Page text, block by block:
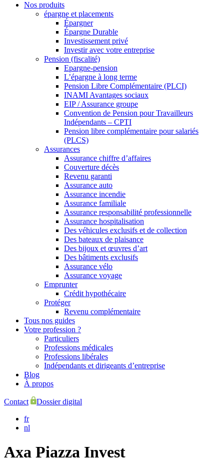
Nos produits
épargne et placements
Épargner
Épargne Durable
Investissement privé
Investir avec votre entreprise
Pension (fiscalité)
Epargne-pension
L’épargne à long terme
Pension Libre Complémentaire (PLCI)
INAMI Avantages sociaux
EIP / Assurance groupe
Convention de Pension pour Travailleurs
Indépendants – CPTI
Pension libre complémentaire pour salariés
(PLCS)
Assurances
Assurance chiffre d’affaires
Couverture décès
Revenu garanti
Assurance auto
Assurance incendie
Assurance familiale
Assurance responsabilité professionnelle
Assurance hospitalisation
Des véhicules exclusifs et de collection
Des bateaux de plaisance
Des bijoux et œuvres d’art
Des bâtiments exclusifs
Assurance vélo
Assurance voyage
Emprunter
Crédit hypothécaire
Protéger
Revenu complémentaire
Tous nos guides
Votre profession ?
Particuliers
Professions médicales
Professions libérales
Indépendants et dirigeants d’entreprise
Blog
À propos
Contact
Dossier digital
fr
nl
Axa Piazza Invest